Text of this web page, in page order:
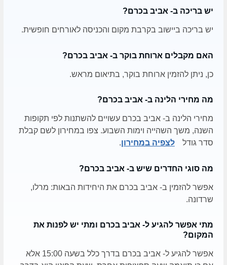
יש בריכה ב- אביב בכרם?
יש בריכה ביישוב בקרבת מקום והכניסה לאורחים חופשית.
האם מקבלים ארוחת בוקר ב- אביב בכרם?
כן, ניתן להזמין ארוחת בוקר, בתיאום מראש.
מה מחירי הלינה ב- אביב בכרם?
מחירי הלינה ב- אביב בכרם עשויים להשתנות לפי תקופות
השנה, משך השהייה וימות השבוע. צפו במחירון לשם קבלת
סדר גודל
לצפיה במחירון.
מה סוגי החדרים שיש ב- אביב בכרם?
אפשר להזמין ב- אביב בכרם את היחידות הבאות: מרלו,
שרדונה.
מתי אפשר להגיע ל- אביב בכרם ומתי יש לפנות את
המקום?
אפשר להגיע ל- אביב בכרם בדרך כלל בשעה 15:00 אלא